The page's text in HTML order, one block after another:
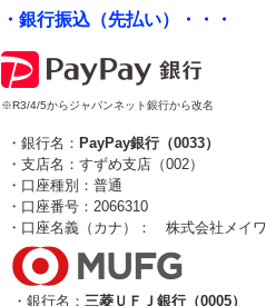
・銀行振込（先払い）・・・
※R3/4/5からジャパンネット銀行から改名
・銀行名： PayPay銀行（0033）
・支店名：すずめ支店（002）
・口座種別：普通
・口座番号：2066310
・口座名義（カナ）： 株式会社メイワ
・銀行名： 三菱ＵＦＪ銀行（0005）